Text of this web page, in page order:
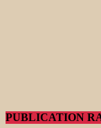
PUBLICATION